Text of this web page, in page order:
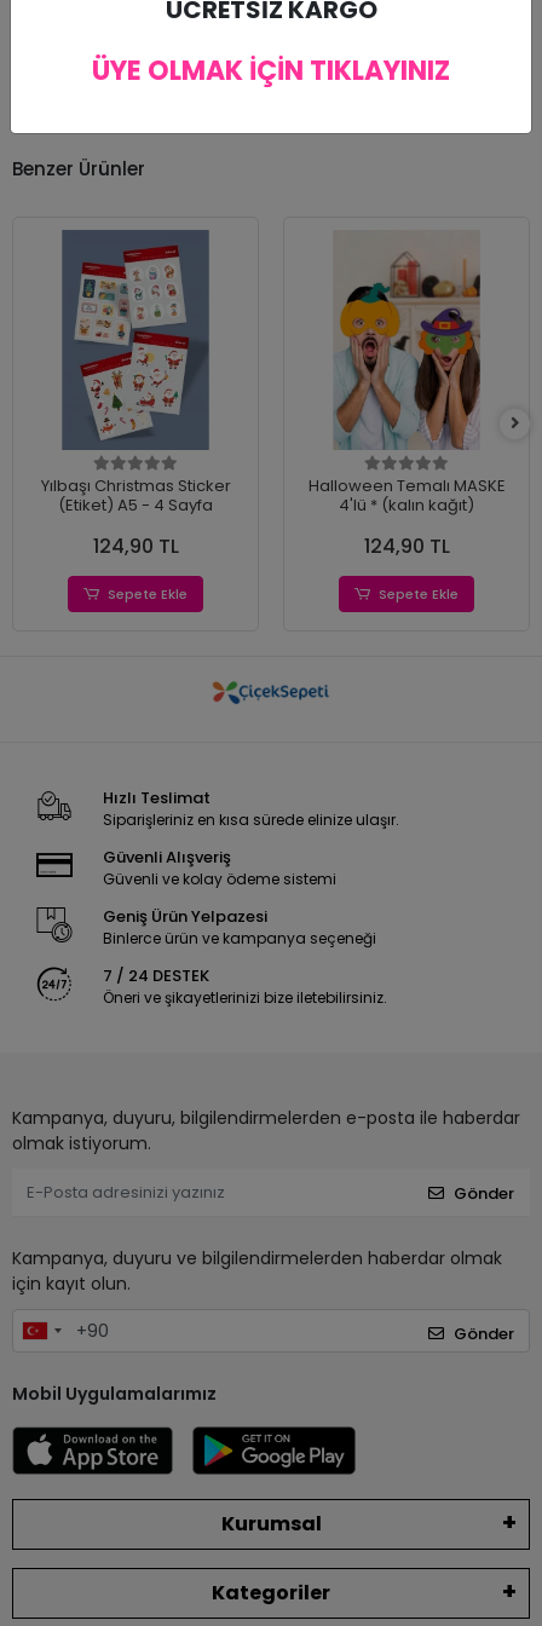
Benzer Ürünler
Yılbaşı Christmas Sticker
(Etiket) A5 - 4 Sayfa
124,90 TL
Sepete Ekle
Halloween Temalı MASKE
4'lü * (kalın kağıt)
124,90 TL
Sepete Ekle
Hızlı Teslimat
Siparişleriniz en kısa sürede elinize ulaşır.
Güvenli Alışveriş
Güvenli ve kolay ödeme sistemi
Geniş Ürün Yelpazesi
Binlerce ürün ve kampanya seçeneği
7 / 24 DESTEK
Öneri ve şikayetlerinizi bize iletebilirsiniz.
Kampanya, duyuru, bilgilendirmelerden e-posta ile haberdar
olmak istiyorum.
Gönder
Kampanya, duyuru ve bilgilendirmelerden haberdar olmak
için kayıt olun.
Gönder
Mobil Uygulamalarımız
Kurumsal
Kategoriler
ÜCRETSİZ KARGO
ÜYE OLMAK İÇİN TIKLAYINIZ